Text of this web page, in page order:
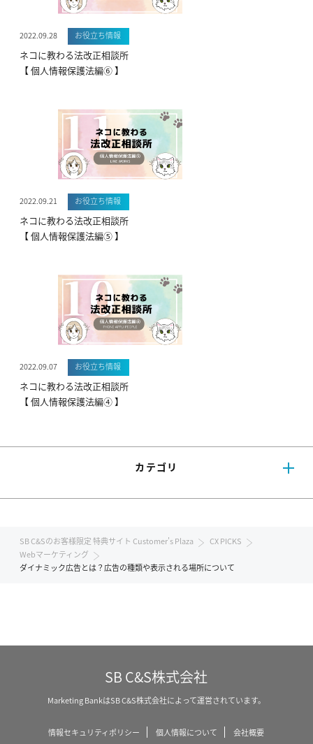
2022.09.28 お役立ち情報
ネコに教わる法改正相談所
【 個人情報保護法編⑥ 】
2022.09.21 お役立ち情報
ネコに教わる法改正相談所
【 個人情報保護法編⑤ 】
2022.09.07 お役立ち情報
ネコに教わる法改正相談所
【 個人情報保護法編④ 】
カテゴリ
SB C&Sのお客様限定 特典サイト Customer's Plaza
CX PICKS
Webマーケティング
ダイナミック広告とは？広告の種類や表示される場所について
SB C&S株式会社
Marketing BankはSB C&S株式会社によって運営されています。
情報セキュリティポリシー 個人情報について 会社概要